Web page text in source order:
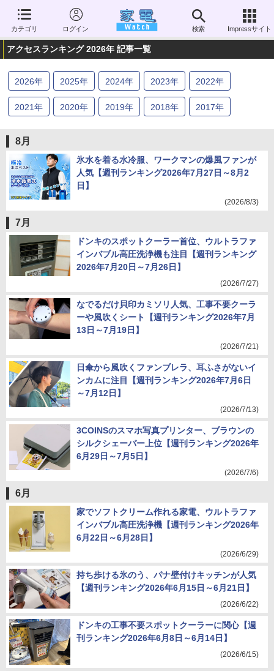
カテゴリ ログイン 検索 Impressサイト
アクセスランキング 2026年 記事一覧
2026年 2025年 2024年 2023年 2022年
2021年 2020年 2019年 2018年 2017年
8月
氷水を着る水冷服、ワークマンの爆風ファンが
人気【週刊ランキング2026年7月27日～8月2
日】
(2026/8/3)
7月
ドンキのスポットクーラー首位、ウルトラファ
インバブル高圧洗浄機も注目【週刊ランキング
2026年7月20日～7月26日】
(2026/7/27)
なでるだけ貝印カミソリ人気、工事不要クーラ
ーや風吹くシート【週刊ランキング2026年7月
13日～7月19日】
(2026/7/21)
日傘から風吹くファンブレラ、耳ふさがないイ
ンカムに注目【週刊ランキング2026年7月6日
～7月12日】
(2026/7/13)
3COINSのスマホ写真プリンター、ブラウンの
シルクシェーバー上位【週刊ランキング2026年
6月29日～7月5日】
(2026/7/6)
6月
家でソフトクリーム作れる家電、ウルトラファ
インバブル高圧洗浄機【週刊ランキング2026年
6月22日～6月28日】
(2026/6/29)
持ち歩ける氷のう、パナ壁付けキッチンが人気
【週刊ランキング2026年6月15日～6月21日】
(2026/6/22)
ドンキの工事不要スポットクーラーに関心【週
刊ランキング2026年6月8日～6月14日】
(2026/6/15)